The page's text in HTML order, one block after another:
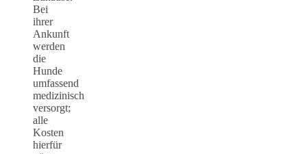
Bei
ihrer
Ankunft
werden
die
Hunde
umfassend
medizinisch
versorgt;
alle
Kosten
hierfür